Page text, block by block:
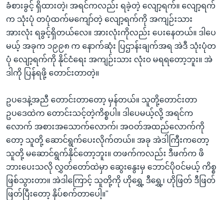
ခံစားခွင့် ရှိထားတဲ့၊ အရင်ကလည်း ရခဲ့တဲ့ လျော့ရက်။ လျော့ရက်
က သုံးပုံ တပုံထက်မကျော်တဲ့ လျော့ရက်ကို အကျဉ်းသား
အားလုံး ရခွင့်ရှိတယ်လေ။ အားလုံးကိုလည်း ပေးနေတယ်။ ဒါပေ
မယ့် အခုက ၁၉၉၈ က နောက်ဆုံး ပြဌာန်းချက်အရ အဲဒီ သုံးပုံတ
ပုံ လျော့ရက်ကို နိုင်ငံရေး အကျဉ်းသား လုံး၀ မရရတော့ဘူး။ အဲ
ဒါကို ပြန်ရဖို့ တောင်းတာတဲ့။
ဥပဒေနဲ့အညီ တောင်းတာတော့ မှန်တယ်။ သူတို့တောင်းတာ
ဥပဒေထဲက တောင်းသင့်တဲ့ကိစ္စပါ။ ဒါပေမယ့်လို့ အရင်က
လောက် အစားအသောက်လောက်၊ အဝတ်အထည်လောက်ကို
တော့ သူတို့ ဆောင်ရွက်ပေးလိုက်တယ်။ အခု အဲဒါကြီးကတော့
သူတို့ မဆောင်ရွက်နိုင်တော့ဘူး။ တဖက်ကလည်း ဒီဖက်က ဖိ
ဘားပေးသလို လွှတ်တော်ထဲမှာ ဆွေးနွေးမှ ဘောင်ပိုဝင်မယ့် ကိစ္စ
ဖြစ်သွားတာ။ အဲဒါကြောင့် သူတို့ကို ဟိုရွှေ့ ဒီရွှေ့၊ ဟိုဖြတ် ဒီဖြတ်
ဖြတ်ပြီးတော့ နှိပ်စက်တာပေါ့။"